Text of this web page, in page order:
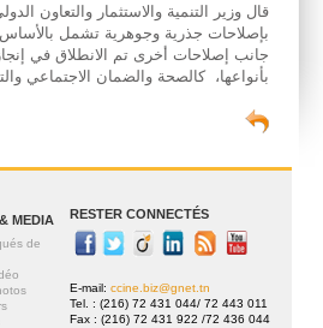
قال وزير التنمية والاستثمار والتعاون
بإصلاحات جذرية وجوهرية تشمل بالأساس
جانب إصلاحات أخرى تم الانطلاق في
بأنواعها، كالصحة والضمان الاجتماعي
MEDIA
de
RESTER CONNECTÉS
E-mail: ccine.biz@gnet.tn
Tel. : (216) 72 431 044/ 72 443 011
Fax : (216) 72 431 922 /72 436 044